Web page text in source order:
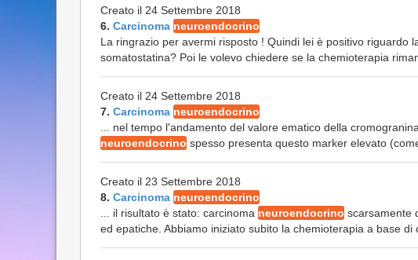
Creato il 24 Settembre 2018
6. Carcinoma neuroendocrino
La ringrazio per avermi risposto ! Quindi lei è positivo riguardo
somatostatina? Poi le volevo chiedere se la chemioterapia
Creato il 24 Settembre 2018
7. Carcinoma neuroendocrino
... nel tempo l'andamento del valore ematico della
neuroendocrino spesso presenta questo marker elevato
Creato il 23 Settembre 2018
8. Carcinoma neuroendocrino
... il risultato è stato: carcinoma neuroendocrino scarsamente
ed epatiche. Abbiamo iniziato subito la chemioterapia a base di